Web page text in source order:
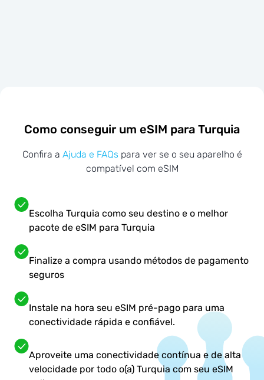
Como conseguir um eSIM para Turquia
Confira a Ajuda e FAQs para ver se o seu aparelho é
compatível com eSIM
Escolha Turquia como seu destino e o melhor
pacote de eSIM para Turquia
Finalize a compra usando métodos de pagamento
seguros
Instale na hora seu eSIM pré-pago para uma
conectividade rápida e confiável.
Aproveite uma conectividade contínua e de alta
velocidade por todo o(a) Turquia com seu eSIM